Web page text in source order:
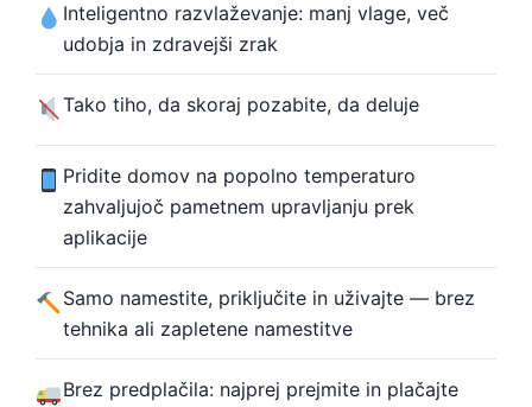
Inteligentno razvlaževanje: manj vlage, več
udobja in zdravejši zrak
Tako tiho, da skoraj pozabite, da deluje
Pridite domov na popolno temperaturo
zahvaljujoč pametnem upravljanju prek
aplikacije
Samo namestite, priključite in uživajte — brez
tehnika ali zapletene namestitve
Brez predplačila: najprej prejmite in plačajte